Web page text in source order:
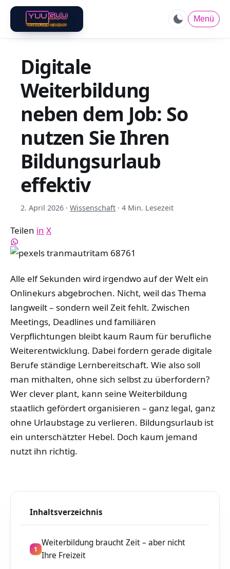
Menü
Digitale
Weiterbildung
neben dem Job: So
nutzen Sie Ihren
Bildungsurlaub
effektiv
2. April 2026 · Wissenschaft · 4 Min. Lesezeit
Teilen in X
Alle elf Sekunden wird irgendwo auf der Welt ein
Onlinekurs abgebrochen. Nicht, weil das Thema
langweilt – sondern weil Zeit fehlt. Zwischen
Meetings, Deadlines und familiären
Verpflichtungen bleibt kaum Raum für berufliche
Weiterentwicklung. Dabei fordern gerade digitale
Berufe ständige Lernbereitschaft. Wie also soll
man mithalten, ohne sich selbst zu überfordern?
Wer clever plant, kann seine Weiterbildung
staatlich gefördert organisieren – ganz legal, ganz
ohne Urlaubstage zu verlieren. Bildungsurlaub ist
ein unterschätzter Hebel. Doch kaum jemand
nutzt ihn richtig.
Inhaltsverzeichnis
1
Weiterbildung braucht Zeit – aber nicht
Ihre Freizeit